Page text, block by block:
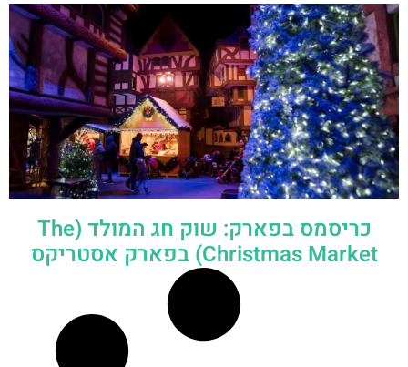
כריסמס בפארק: שוק חג המולד (The
Christmas Market) בפארק אסטריקס